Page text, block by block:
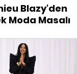
Blazy'den
Moda Masalı